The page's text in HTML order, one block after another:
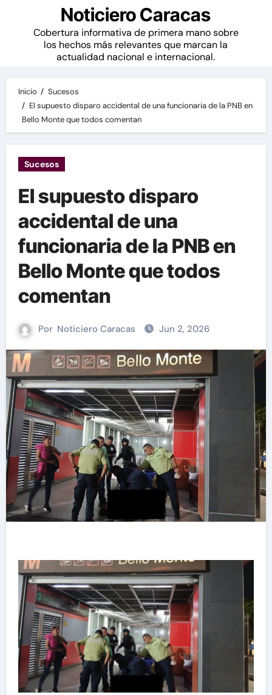
Noticiero Caracas
Cobertura informativa de primera mano sobre
los hechos más relevantes que marcan la
actualidad nacional e internacional.
Inicio
Sucesos
El supuesto disparo accidental de una funcionaria de la PNB en
Bello Monte que todos comentan
Sucesos
El supuesto disparo
accidental de una
funcionaria de la PNB en
Bello Monte que todos
comentan
Por Noticiero Caracas Jun 2, 2026